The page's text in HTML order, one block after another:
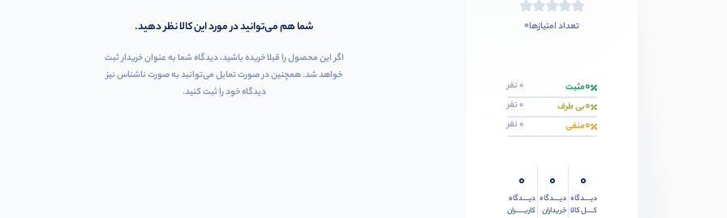
تعداد امتیازها0
0مثبت 0 نفر
0بی طرف 0 نفر
0منفی 0 نفر
0
دیــــدگاه
کــــل کالا
0
دیــــدگاه
خریداران
0
دیــــدگاه
کاربـــــران
شما هم می‌توانید در مورد این کالا نظر دهید.
اگر این محصول را قبلا خریده باشید، دیدگاه شما به عنوان خریدار ثبت
خواهد شد. همچنین در صورت تمایل می‌توانید به صورت ناشناس نیز
دیدگاه خود را ثبت کنید.